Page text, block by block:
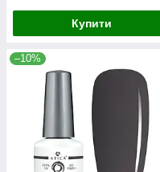
Купити
–10%